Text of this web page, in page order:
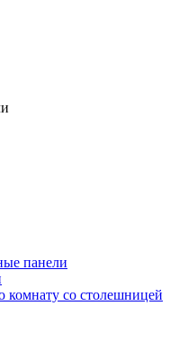
панели
комнату со столешницей